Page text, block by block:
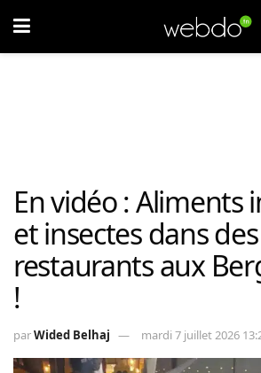
En vidéo : Aliments
et insectes dans des
restaurants aux
!
parWided Belhaj mardi 7 juillet 2026